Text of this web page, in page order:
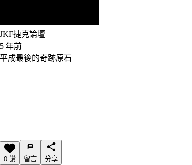
JKF捷克論壇
5 年前
平成最後的奇跡原石
0 讚 留言 分享